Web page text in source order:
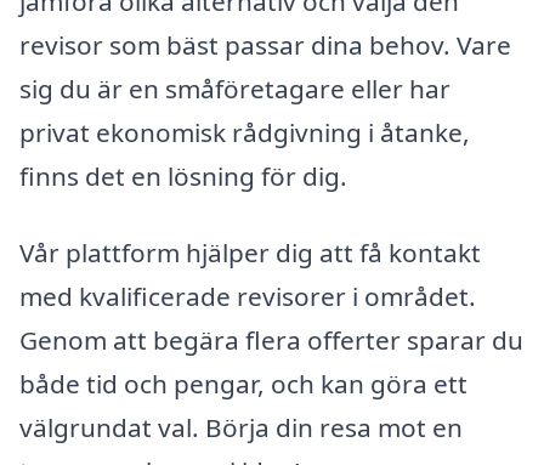
revisor som bäst passar dina behov. Vare
sig du är en småföretagare eller har
privat ekonomisk rådgivning i åtanke,
finns det en lösning för dig.
Vår plattform hjälper dig att få kontakt
med kvalificerade revisorer i området.
Genom att begära flera offerter sparar du
både tid och pengar, och kan göra ett
välgrundat val. Börja din resa mot en